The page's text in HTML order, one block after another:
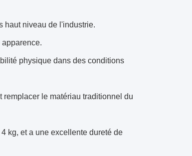
haut niveau de l'industrie.
physique dans des conditions
le matériau traditionnel du
kg, et a une excellente dureté de